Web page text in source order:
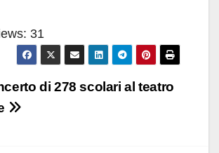
31
di 278 scolari al teatro